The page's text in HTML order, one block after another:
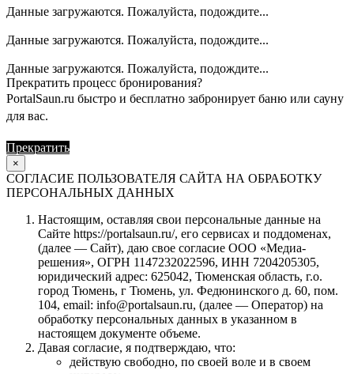
Данные загружаются. Пожалуйста, подождите...
Данные загружаются. Пожалуйста, подождите...
Данные загружаются. Пожалуйста, подождите...
Прекратить процесс бронирования?
PortalSaun.ru быстро и бесплатно забронирует баню или сауну
для вас.
Прекратить
×
СОГЛАСИЕ ПОЛЬЗОВАТЕЛЯ САЙТА НА ОБРАБОТКУ
ПЕРСОНАЛЬНЫХ ДАННЫХ
Настоящим, оставляя свои персональные данные на
Сайте https://portalsaun.ru/, его сервисах и поддоменах,
(далее — Сайт), даю свое согласие ООО «Медиа-
решения», ОГРН 1147232022596, ИНН 7204205305,
юридический адрес: 625042, Тюменская область, г.о.
город Тюмень, г Тюмень, ул. Федюнинского д. 60, пом.
104, email: info@portalsaun.ru, (далее — Оператор) на
обработку персональных данных в указанном в
настоящем документе объеме.
Давая согласие, я подтверждаю, что:
действую свободно, по своей воле и в своем